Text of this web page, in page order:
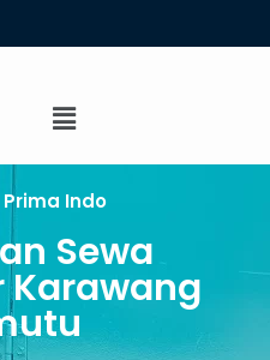
Indo
Sewa
Karawang